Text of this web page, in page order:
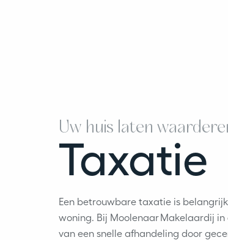
Taxatie
Uw huis laten
Een betrouwbare taxatie is
woning. Bij Moolenaar Makelaardij
van een snelle afhandeling door